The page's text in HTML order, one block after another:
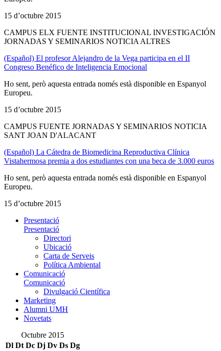
15 d’octubre 2015
CAMPUS ELX FUENTE INSTITUCIONAL INVESTIGACIÓN
JORNADAS Y SEMINARIOS NOTICIA ALTRES
(Español) El profesor Alejandro de la Vega participa en el II
Congreso Benéfico de Inteligencia Emocional
Ho sent, però aquesta entrada només està disponible en Espanyol
Europeu.
15 d’octubre 2015
CAMPUS FUENTE JORNADAS Y SEMINARIOS NOTICIA
SANT JOAN D'ALACANT
(Español) La Cátedra de Biomedicina Reproductiva Clínica
Vistahermosa premia a dos estudiantes con una beca de 3.000 euros
Ho sent, però aquesta entrada només està disponible en Espanyol
Europeu.
15 d’octubre 2015
Presentació
Presentació
Directori
Ubicació
Carta de Serveis
Política Ambiental
Comunicació
Comunicació
Divulgació Científica
Marketing
Alumni UMH
Novetats
Octubre 2015
Dl Dt Dc Dj Dv Ds Dg